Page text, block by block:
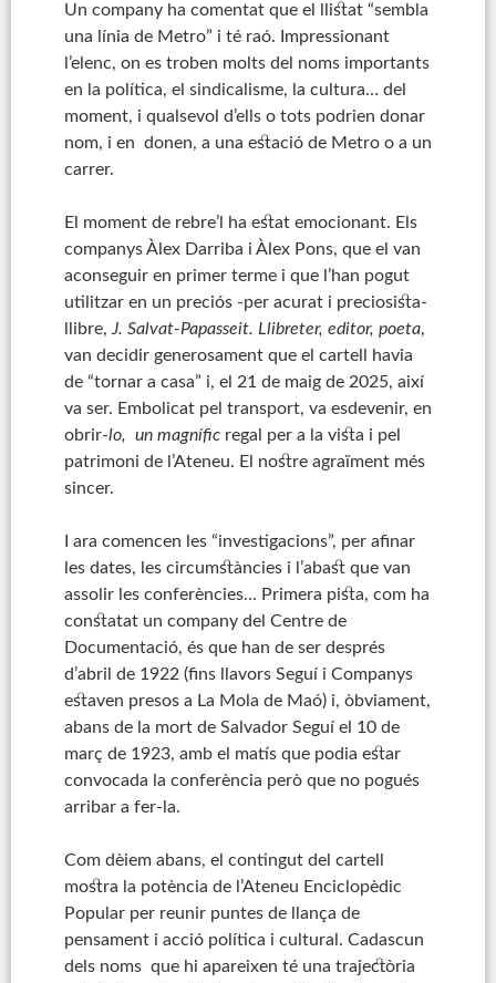
Un company ha comentat que el llistat “sembla
una línia de Metro” i té raó. Impressionant
l’elenc, on es troben molts del noms importants
en la política, el sindicalisme, la cultura… del
moment, i qualsevol d’ells o tots podrien donar
nom, i en donen, a una estació de Metro o a un
carrer.
El moment de rebre’l ha estat emocionant. Els
companys Àlex Darriba i Àlex Pons, que el van
aconseguir en primer terme i que l’han pogut
utilitzar en un preciós -per acurat i preciosista-
llibre, J. Salvat-Papasseit. Llibreter, editor, poeta,
van decidir generosament que el cartell havia
de “tornar a casa” i, el 21 de maig de 2025, així
va ser. Embolicat pel transport, va esdevenir, en
obrir-lo, un magníficregal per a la vista i pel
patrimoni de l’Ateneu. El nostre agraïment més
sincer.
I ara comencen les “investigacions”, per afinar
les dates, les circumstàncies i l’abast que van
assolir les conferències… Primera pista, com ha
constatat un company del Centre de
Documentació, és que han de ser després
d’abril de 1922 (fins llavors Seguí i Companys
estaven presos a La Mola de Maó) i, òbviament,
abans de la mort de Salvador Seguí el 10 de
març de 1923, amb el matís que podia estar
convocada la conferència però que no pogués
arribar a fer-la.
Com dèiem abans, el contingut del cartell
mostra la potència de l’Ateneu Enciclopèdic
Popular per reunir puntes de llança de
pensament i acció política i cultural. Cadascun
dels noms que hi apareixen té una trajectòria